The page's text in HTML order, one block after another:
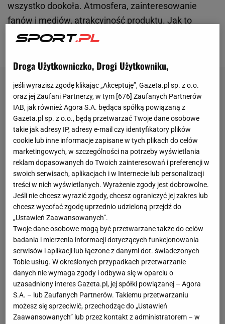
wszystko dookoła. Atmosfera, zainteresowanie
fanów i mediów, atrakcyjność produktu. Jak to
wypada w Abu Zabi? Trudno pozbyć się wrażenia, że
Droga Użytkowniczko, Drogi Użytkowniku,
jeśli wyrazisz zgodę klikając „Akceptuję”, Gazeta.pl sp. z o.o.
oraz jej Zaufani Partnerzy, w tym [676] Zaufanych Partnerów
IAB, jak również Agora S.A. będąca spółką powiązaną z
Gazeta.pl sp. z o.o., będą przetwarzać Twoje dane osobowe
takie jak adresy IP, adresy e-mail czy identyfikatory plików
cookie lub inne informacje zapisane w tych plikach do celów
marketingowych, w szczególności na potrzeby wyświetlania
reklam dopasowanych do Twoich zainteresowań i preferencji w
swoich serwisach, aplikacjach i w Internecie lub personalizacji
treści w nich wyświetlanych. Wyrażenie zgody jest dobrowolne.
Jeśli nie chcesz wyrazić zgody, chcesz ograniczyć jej zakres lub
chcesz wycofać zgodę uprzednio udzieloną przejdź do
„Ustawień Zaawansowanych”.
Twoje dane osobowe mogą być przetwarzane także do celów
badania i mierzenia informacji dotyczących funkcjonowania
serwisów i aplikacji lub łączone z danymi dot. świadczonych
Tobie usług. W określonych przypadkach przetwarzanie
danych nie wymaga zgody i odbywa się w oparciu o
uzasadniony interes Gazeta.pl, jej spółki powiązanej – Agora
S.A. – lub Zaufanych Partnerów. Takiemu przetwarzaniu
możesz się sprzeciwić, przechodząc do „Ustawień
Zaawansowanych” lub przez kontakt z administratorem – w